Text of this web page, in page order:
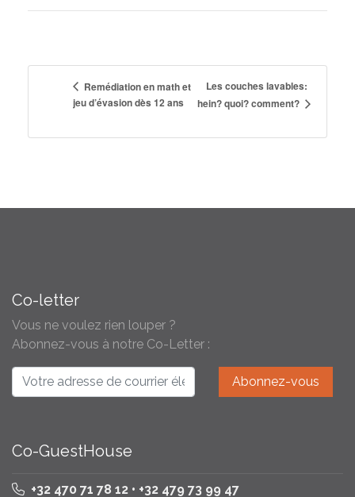
Remédiation en math et
jeu d’évasion dès 12 ans
Les couches lavables:
hein? quoi? comment?
Co-letter
Vous ne voulez rien louper ?
Abonnez-vous à notre Co-Letter :
Co-GuestHouse
+32 470 71 78 12 • +32 479 73 99 47